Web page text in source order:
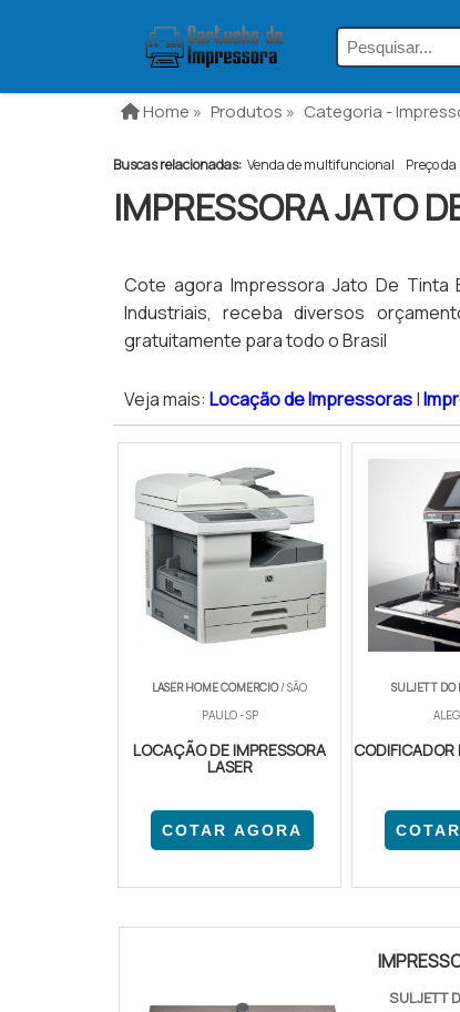
Home » Produtos » Categoria -
Buscas relacionadas: Venda de multifuncional Preço
IMPRESSORA JATO
Cote agora Impressora Jato De
Industriais, receba diversos
gratuitamente para todo o Brasil
Veja mais: Locação de Impressoras|
LASER HOME COMERCIO/ SÃO
PAULO - SP
LOCAÇÃO DE IMPRESSORA
LASER
COTAR AGORA
SULJETT DO
CODIFICADOR
SULJETT